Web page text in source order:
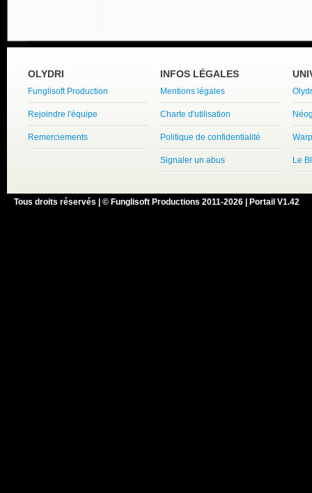
OLYDRI
Funglisoft Production
Rejoindre l'équipe
Remerciements
INFOS LÉGALES
Mentions légales
Charte d'utilisation
Politique de confidentialité
Signaler un abus Le
Tous droits réservés | © Funglisoft Productions 2011-2026 | Portail V1.42